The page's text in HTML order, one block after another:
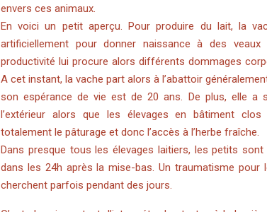
envers ces animaux.
En voici un petit aperçu. Pour produire du lait, la
artificiellement pour donner naissance à des
productivité lui procure alors différents dommages
A cet instant, la vache part alors à l’abattoir
son espérance de vie est de 20 ans. De plus, elle a
l’extérieur alors que les élevages en bâtiment
totalement le pâturage et donc l’accès à l’herbe fraîche.
Dans presque tous les élevages laitiers, les petits
dans les 24h après la mise-bas. Un traumatisme pour
cherchent parfois pendant des jours.